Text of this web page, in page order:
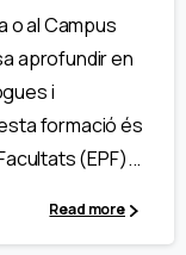
o al Campus
aprofundir en
i
formació és
(EPF)...
Read more